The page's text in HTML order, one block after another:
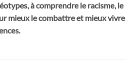
à comprendre le racisme, le
mieux le combattre et mieux vivre